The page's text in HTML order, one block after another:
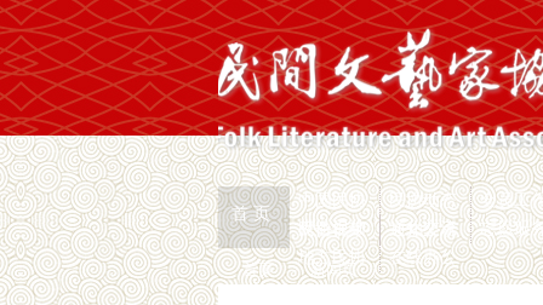
首 页
中国民协 民协动态
会员工
民协视频
通知公示
权益保护 文化交流
志愿服
地方民协
在线办公
首页 > 新闻页